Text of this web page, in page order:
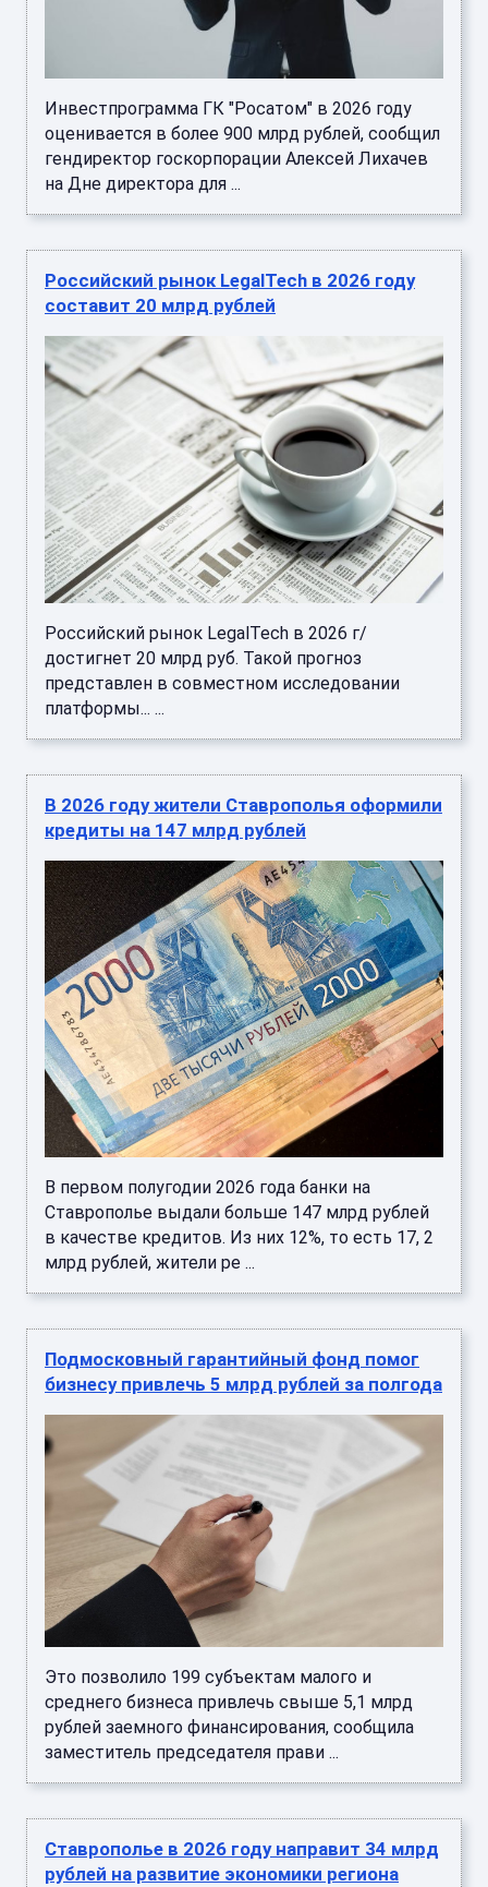
Инвестпрограмма ГК "Росатом" в 2026 году
оценивается в более 900 млрд рублей, сообщил
гендиректор госкорпорации Алексей Лихачев
на Дне директора для ...
Российский рынок LegalTech в 2026 году
составит 20 млрд рублей
Российский рынок LegalTech в 2026 г/
достигнет 20 млрд руб. Такой прогноз
представлен в совместном исследовании
платформы... ...
В 2026 году жители Ставрополья оформили
кредиты на 147 млрд рублей
В первом полугодии 2026 года банки на
Ставрополье выдали больше 147 млрд рублей
в качестве кредитов. Из них 12%, то есть 17, 2
млрд рублей, жители ре ...
Подмосковный гарантийный фонд помог
бизнесу привлечь 5 млрд рублей за полгода
Это позволило 199 субъектам малого и
среднего бизнеса привлечь свыше 5,1 млрд
рублей заемного финансирования, сообщила
заместитель председателя прави ...
Ставрополье в 2026 году направит 34 млрд
рублей на развитие экономики региона